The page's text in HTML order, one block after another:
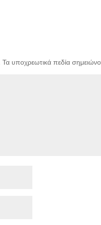
Τα υποχρεωτικά πεδία